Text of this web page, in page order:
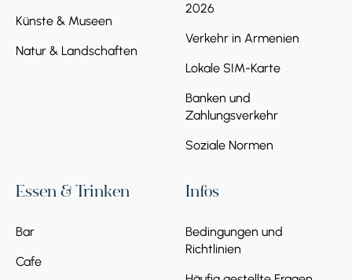
Künste & Museen
Natur & Landschaften
2026
Verkehr in Armenien
Lokale SIM-Karte
Banken und
Zahlungsverkehr
Soziale Normen
Essen & Trinken
Bar
Cafe
Infos
Bedingungen und
Richtlinien